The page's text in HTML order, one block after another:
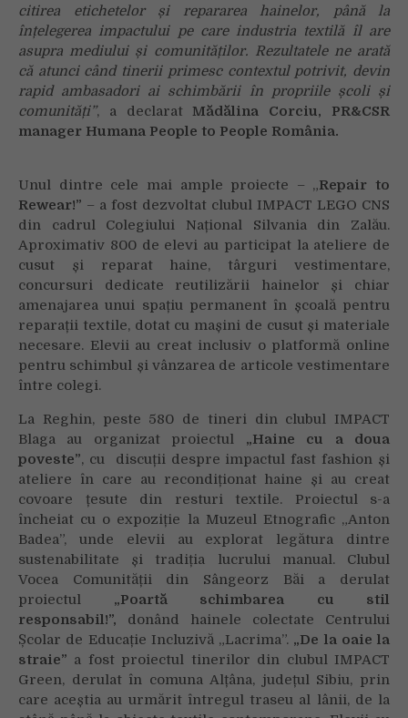
citirea etichetelor și repararea hainelor, până la
înțelegerea impactului pe care industria textilă îl are
asupra mediului și comunităților. Rezultatele ne arată
că atunci când tinerii primesc contextul potrivit, devin
rapid ambasadori ai schimbării în propriile școli și
comunități”, a declaratMădălina Corciu, PR&CSR
manager Humana People to People România.
Unul dintre cele mai ample proiecte – „Repair to
Rewear!” – a fost dezvoltat clubul IMPACT LEGO CNS
din cadrul Colegiului Național Silvania din Zalău.
Aproximativ 800 de elevi au participat la ateliere de
cusut și reparat haine, târguri vestimentare,
concursuri dedicate reutilizării hainelor și chiar
amenajarea unui spațiu permanent în școală pentru
reparații textile, dotat cu mașini de cusut și materiale
necesare. Elevii au creat inclusiv o platformă online
pentru schimbul și vânzarea de articole vestimentare
între colegi.
La Reghin, peste 580 de tineri din clubul IMPACT
Blaga au organizat proiectul „Haine cu a doua
poveste”, cu discuții despre impactul fast fashion și
ateliere în care au recondiționat haine și au creat
covoare țesute din resturi textile. Proiectul s-a
încheiat cu o expoziție la Muzeul Etnografic „Anton
Badea”, unde elevii au explorat legătura dintre
sustenabilitate și tradiția lucrului manual. Clubul
Vocea Comunității din Sângeorz Băi a derulat
proiectul „Poartă schimbarea cu stil
responsabil!”, donând hainele colectate Centrului
Școlar de Educație Incluzivă „Lacrima”. „De la oaie la
straie” a fost proiectul tinerilor din clubul IMPACT
Green, derulat în comuna Alțâna, județul Sibiu, prin
care aceștia au urmărit întregul traseu al lânii, de la